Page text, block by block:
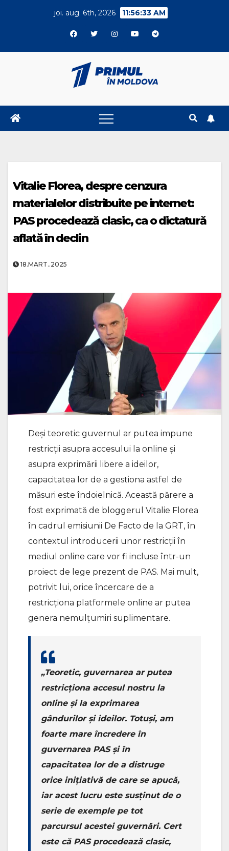
joi. aug. 6th, 2026 11:56:34 AM
Vitalie Florea, despre cenzura
materialelor distribuite pe internet:
PAS procedează clasic, ca o dictatură
aflată în declin
18.MART..2025
Deși teoretic guvernul ar putea impune
restricții asupra accesului la online și
asupra exprimării libere a ideilor,
capacitatea lor de a gestiona astfel de
măsuri este îndoielnică. Această părere a
fost exprimată de bloggerul Vitalie Florea
în cadrul emisiunii De Facto de la GRT, în
contextul introducerii unor restricții în
mediul online care vor fi incluse într-un
proiect de lege prezent de PAS. Mai mult,
potrivit lui, orice încercare de a
restricționa platformele online ar putea
genera nemulțumiri suplimentare.
„Teoretic, guvernarea ar putea
restricționa accesul nostru la
online și la exprimarea
gândurilor și ideilor. Totuși, am
foarte mare încredere în
guvernarea PAS și în
capacitatea lor de a distruge
orice inițiativă de care se apucă,
iar acest lucru este susținut de o
serie de exemple pe tot
parcursul acestei guvernări. Cert
este că PAS procedează clasic,